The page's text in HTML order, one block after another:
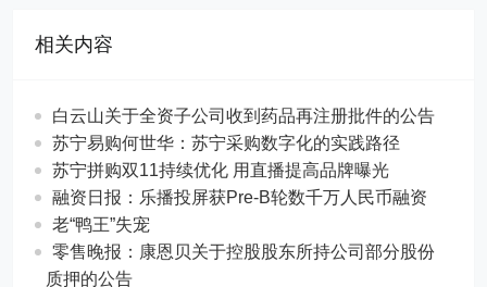
相关内容
白云山关于全资子公司收到药品再注册批件的公告
苏宁易购何世华：苏宁采购数字化的实践路径
苏宁拼购双11持续优化 用直播提高品牌曝光
融资日报：乐播投屏获Pre-B轮数千万人民币融资
老“鸭王”失宠
零售晚报：康恩贝关于控股股东所持公司部分股份
质押的公告